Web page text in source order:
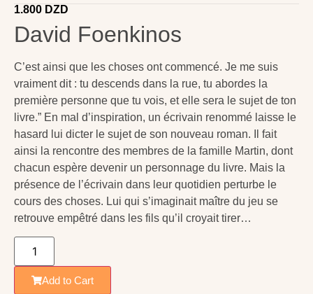
1.800 DZD
David Foenkinos
C’est ainsi que les choses ont commencé. Je me suis
vraiment dit : tu descends dans la rue, tu abordes la
première personne que tu vois, et elle sera le sujet de ton
livre.” En mal d’inspiration, un écrivain renommé laisse le
hasard lui dicter le sujet de son nouveau roman. Il fait
ainsi la rencontre des membres de la famille Martin, dont
chacun espère devenir un personnage du livre. Mais la
présence de l’écrivain dans leur quotidien perturbe le
cours des choses. Lui qui s’imaginait maître du jeu se
retrouve empêtré dans les fils qu’il croyait tirer…
Add to Cart